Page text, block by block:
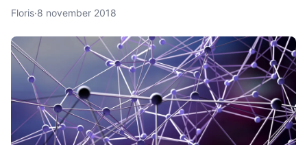
wallet gaat verschillende cryptocurrencies en token
Floris·8 november 2018